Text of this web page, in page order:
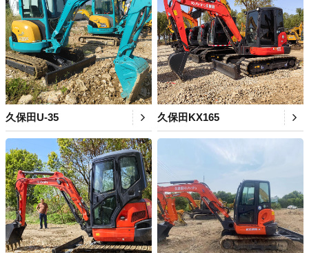
久保田U-35 久保田KX165